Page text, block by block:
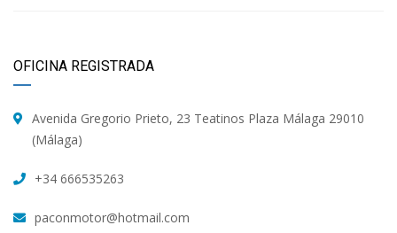
OFICINA REGISTRADA
Avenida Gregorio Prieto, 23 Teatinos Plaza Málaga 29010
(Málaga)
+34 666535263
paconmotor@hotmail.com